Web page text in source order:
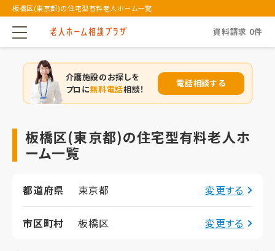
板橋区(東京都)の住宅型有料老人ホーム一覧
資料請求 0件
介護施設のお探しを
プロに無料電話相談！
電話相談する
板橋区(東京都)の住宅型有料老人ホ
ーム一覧
都道府県 東京都 変更する
市区町村 板橋区 変更する